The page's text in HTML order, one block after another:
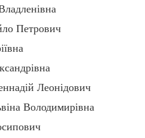
Петрович
Леонідович
Володимирівна